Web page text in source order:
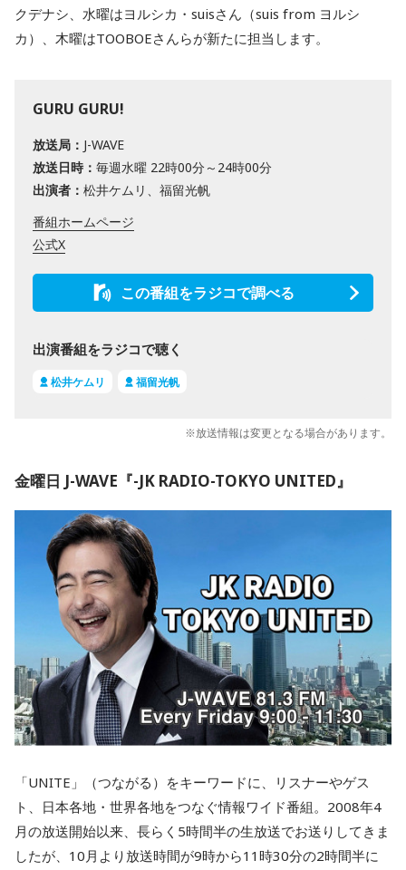
クデナシ、水曜はヨルシカ・suisさん（suis from ヨルシ
カ）、木曜はTOOBOEさんらが新たに担当します。
GURU GURU!
放送局： J-WAVE
放送日時： 毎週水曜 22時00分～24時00分
出演者： 松井ケムリ、福留光帆
番組ホームページ
公式X
この番組をラジコで調べる
出演番組をラジコで聴く
松井ケムリ 福留光帆
※放送情報は変更となる場合があります。
金曜日 J-WAVE『-JK RADIO-TOKYO UNITED』
「UNITE」（つながる）をキーワードに、リスナーやゲス
ト、日本各地・世界各地をつなぐ情報ワイド番組。2008年4
月の放送開始以来、長らく5時間半の生放送でお送りしてきま
したが、10月より放送時間が9時から11時30分の2時間半に